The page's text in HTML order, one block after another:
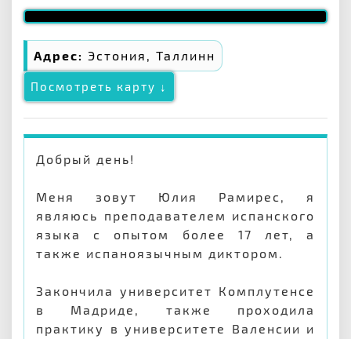
Адрес: Эстония, Таллинн
Посмотреть карту ↓
Добрый день!
Меня зовут Юлия Рамирес, я
являюсь преподавателем испанского
языка с опытом более 17 лет, а
также испаноязычным диктором.
Закончила университет Комплутенсе
в Мадриде, также проходила
практику в университете Валенсии и